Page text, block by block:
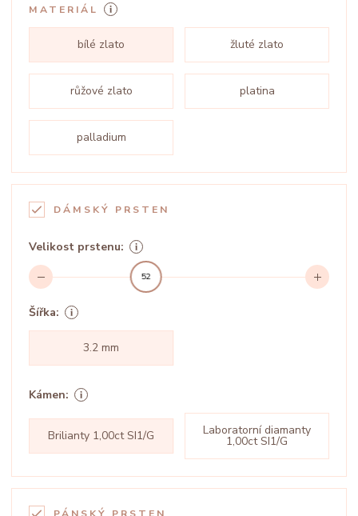
MATERIÁL
bílé zlato žluté zlato
růžové zlato platina
palladium
DÁMSKÝ PRSTEN
Velikost prstenu:
52
Šířka:
3.2 mm
Kámen:
Brilianty 1,00ct SI1/G Laboratorní diamanty
1,00ct SI1/G